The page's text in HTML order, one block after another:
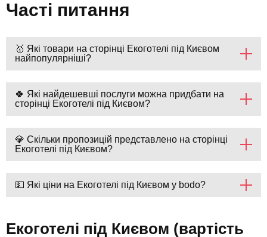
Часті питання
🥇 Які товари на сторінці Екоготелі під Києвом
найпопулярніші?
🍀 Які найдешевші послуги можна придбати на
сторінці Екоготелі під Києвом?
💎 Скільки пропозицій представлено на сторінці
Екоготелі під Києвом?
💵 Які ціни на Екоготелі під Києвом у bodo?
Екоготелі під Києвом (вартість